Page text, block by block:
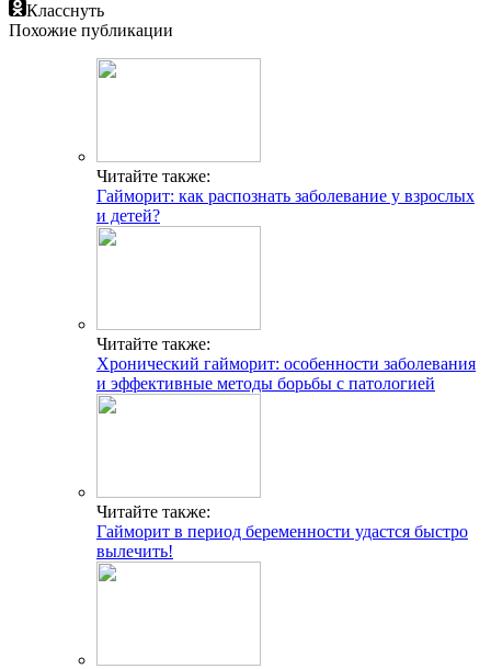
Класснуть
Похожие публикации
Читайте также:
Гайморит: как распознать заболевание у взрослых
и детей?
Читайте также:
Хронический гайморит: особенности заболевания
и эффективные методы борьбы с патологией
Читайте также:
Гайморит в период беременности удастся быстро
вылечить!